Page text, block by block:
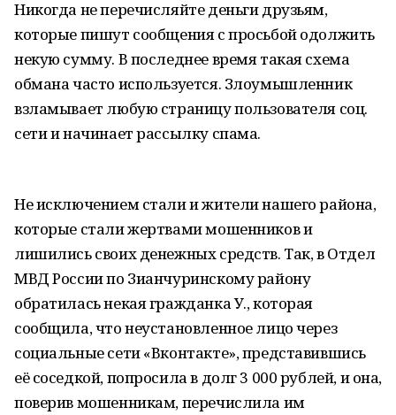
Никогда не перечисляйте деньги друзьям,
которые пишут сообщения с просьбой одолжить
некую сумму. В последнее время такая схема
обмана часто используется. Злоумышленник
взламывает любую страницу пользователя соц.
сети и начинает рассылку спама.
Не исключением стали и жители нашего района,
которые стали жертвами мошенников и
лишились своих денежных средств. Так, в Отдел
МВД России по Зианчуринскому району
обратилась некая гражданка У., которая
сообщила, что неустановленное лицо через
социальные сети «Вконтакте», представившись
её соседкой, попросила в долг 3 000 рублей, и она,
поверив мошенникам, перечислила им